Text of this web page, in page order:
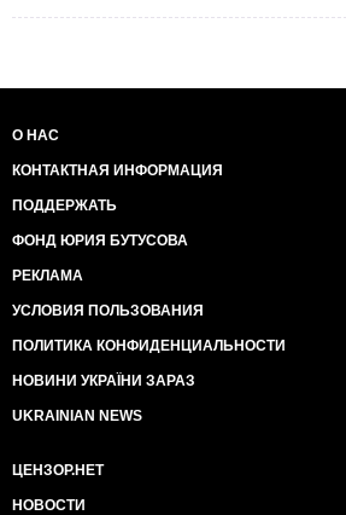
О НАС
КОНТАКТНАЯ ИНФОРМАЦИЯ
ПОДДЕРЖАТЬ
ФОНД ЮРИЯ БУТУСОВА
РЕКЛАМА
УСЛОВИЯ ПОЛЬЗОВАНИЯ
ПОЛИТИКА КОНФИДЕНЦИАЛЬНОСТИ
НОВИНИ УКРАЇНИ ЗАРАЗ
UKRAINIAN NEWS
ЦЕНЗОР.НЕТ
НОВОСТИ